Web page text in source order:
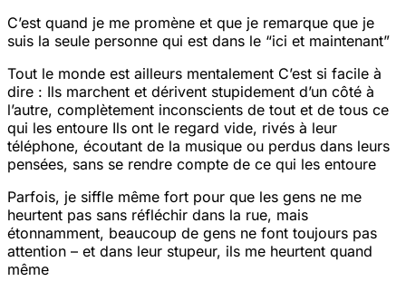
C’est quand je me promène et que je remarque que je
suis la seule personne qui est dans le “ici et maintenant”
Tout le monde est ailleurs mentalement C’est si facile à
dire : Ils marchent et dérivent stupidement d’un côté à
l’autre, complètement inconscients de tout et de tous ce
qui les entoure Ils ont le regard vide, rivés à leur
téléphone, écoutant de la musique ou perdus dans leurs
pensées, sans se rendre compte de ce qui les entoure
Parfois, je siffle même fort pour que les gens ne me
heurtent pas sans réfléchir dans la rue, mais
étonnamment, beaucoup de gens ne font toujours pas
attention – et dans leur stupeur, ils me heurtent quand
même